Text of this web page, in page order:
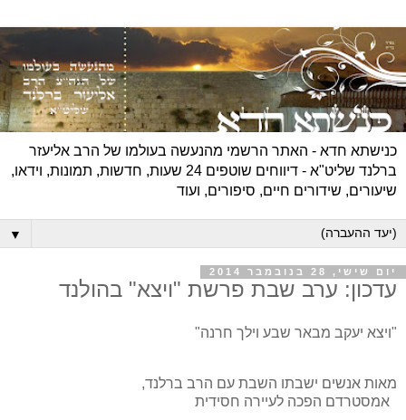
כנישתא חדא - האתר הרשמי מהנעשה בעולמו של הרב אליעזר
ברלנד שליט"א - דיווחים שוטפים 24 שעות, חדשות, תמונות, וידאו,
שיעורים, שידורים חיים, סיפורים, ועוד
▼
יום שישי, 28 בנובמבר 2014
עדכון: ערב שבת פרשת "ויצא" בהולנד
"ויצא יעקב מבאר שבע וילך חרנה"
מאות אנשים ישבתו השבת עם הרב ברלנד,
אמסטרדם הפכה לעיירה חסידית